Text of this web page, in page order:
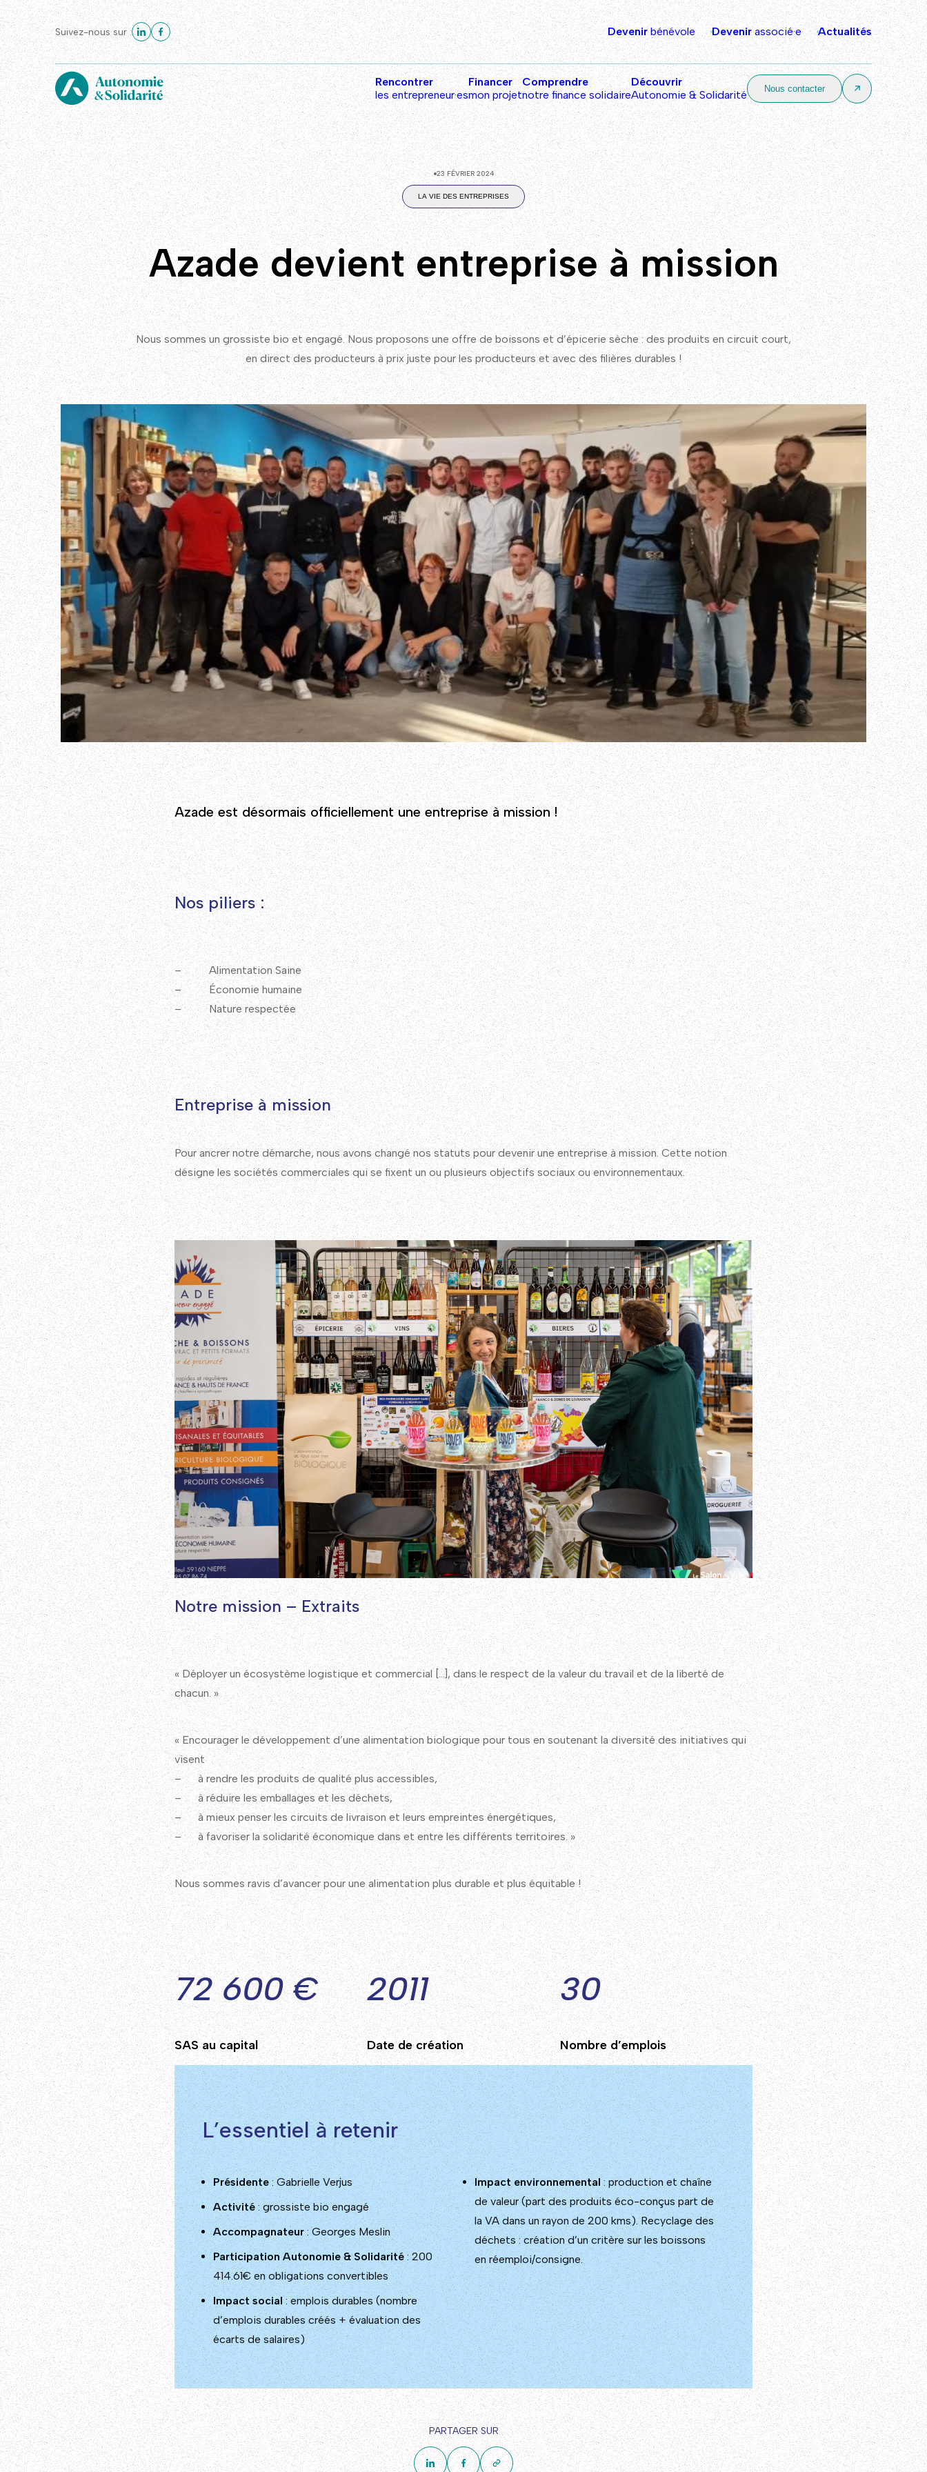
Suivez-nous sur : Devenirbénévole Devenirassocié·e Actualités
Rencontrer
les entrepreneur·es
Financer
mon projet
Comprendre
notre finance solidaire
Découvrir
Autonomie & Solidarité
Nous contacter
23 FÉVRIER 2024
LA VIE DES ENTREPRISES
Azade devient entreprise à mission
Nous sommes un grossiste bio et engagé. Nous proposons une offre de boissons et d’épicerie sèche : des produits en circuit court,
en direct des producteurs à prix juste pour les producteurs et avec des filières durables !
Azade est désormais officiellement une entreprise à mission !
Nos piliers :
– Alimentation Saine
– Économie humaine
– Nature respectée
Entreprise à mission
Pour ancrer notre démarche, nous avons changé nos statuts pour devenir une entreprise à mission. Cette notion
désigne les sociétés commerciales qui se fixent un ou plusieurs objectifs sociaux ou environnementaux.
Notre mission – Extraits
« Déployer un écosystème logistique et commercial […], dans le respect de la valeur du travail et de la liberté de
chacun. »
« Encourager le développement d’une alimentation biologique pour tous en soutenant la diversité des initiatives qui
visent
– à rendre les produits de qualité plus accessibles,
– à réduire les emballages et les déchets,
– à mieux penser les circuits de livraison et leurs empreintes énergétiques,
– à favoriser la solidarité économique dans et entre les différents territoires. »
Nous sommes ravis d’avancer pour une alimentation plus durable et plus équitable !
72 600 €
SAS au capital
2011
Date de création
30
Nombre d’emplois
L’essentiel à retenir
Présidente: Gabrielle Verjus
Activité: grossiste bio engagé
Accompagnateur: Georges Meslin
Participation Autonomie & Solidarité: 200
414.61€ en obligations convertibles
Impact social: emplois durables (nombre
d’emplois durables créés + évaluation des
écarts de salaires)
Impact environnemental: production et chaîne
de valeur (part des produits éco-conçus part de
la VA dans un rayon de 200 kms). Recyclage des
déchets : création d’un critère sur les boissons
en réemploi/consigne.
PARTAGER SUR